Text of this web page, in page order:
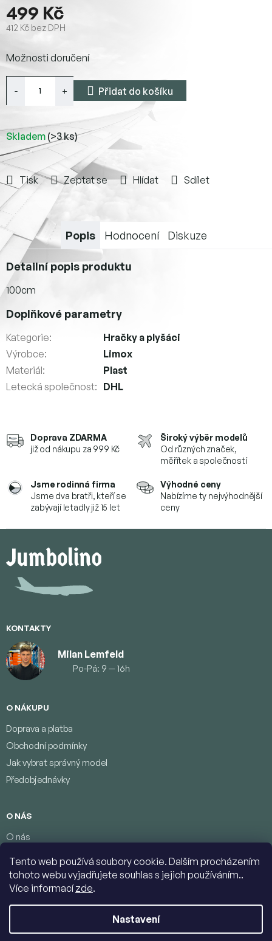
Tento web používá soubory cookie. Dalším procházením
tohoto webu vyjadřujete souhlas s jejich používáním..
Více informacízde.
Nastavení
499 Kč
412 Kč bez DPH
cena:
Skladem (>3 ks)
Možnosti doručení
Přidat do košíku
Tisk Zeptat se Hlídat Sdílet
Doprava ZDARMA
již od nákupu za 999 Kč
Široký výběr modelů
Od různých značek,
měřítek a společností
Jsme rodinná firma
Jsme dva bratři, kteří se
zabývají letadly již 15 let
Výhodné ceny
Nabízíme ty nejvýhodnější
ceny
Popis Hodnocení Diskuze
Detailní popis produktu
100cm
Doplňkové parametry
Kategorie:
Hračky a plyšáci
Výrobce:
Limox
Materiál:
Plast
Letecká společnost: DHL
p
KONTAKTY
Milan Lemfeld
Po-Pá: 9 — 16h
O NÁKUPU
Doprava a platba
Obchodní podmínky
Jak vybrat správný model
Předobjednávky
O NÁS
O nás
Podmínky ochrany osobních údajů
Kontakty